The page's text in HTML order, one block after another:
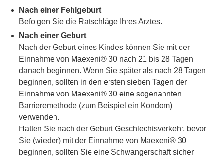
Nach einer Fehlgeburt
Befolgen Sie die Ratschläge Ihres Arztes.
Nach einer Geburt
Nach der Geburt eines Kindes können Sie mit der
Einnahme von Maexeni® 30 nach 21 bis 28 Tagen
danach beginnen. Wenn Sie später als nach 28 Tagen
beginnen, sollten in den ersten sieben Tagen der
Einnahme von Maexeni® 30 eine sogenannten
Barrieremethode (zum Beispiel ein Kondom)
verwenden.
Hatten Sie nach der Geburt Geschlechtsverkehr, bevor
Sie (wieder) mit der Einnahme von Maexeni® 30
beginnen, sollten Sie eine Schwangerschaft sicher